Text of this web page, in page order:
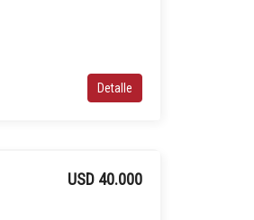
Detalle
USD 40.000